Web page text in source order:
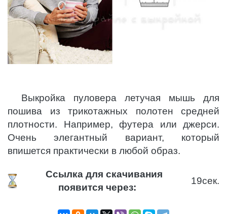
Выкройка пуловера летучая мышь для
пошива из трикотажных полотен средней
плотности. Например, футера или джерси.
Очень элегантный вариант, который
впишется практически в любой образ.
Ссылка для скачивания
появится через:
19сек.